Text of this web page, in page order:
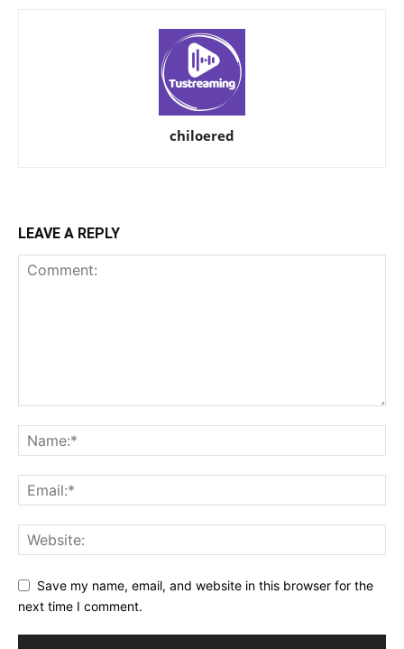
chiloered
LEAVE A REPLY
Save my name, email, and website in this browser for the
next time I comment.